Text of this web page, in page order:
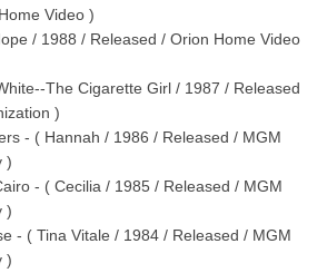
Video )
/ 1988 / Released / Orion Home Video
The Cigarette Girl / 1987 / Released
)
- ( Hannah / 1986 / Released / MGM
)
- ( Cecilia / 1985 / Released / MGM
)
- ( Tina Vitale / 1984 / Released / MGM
)